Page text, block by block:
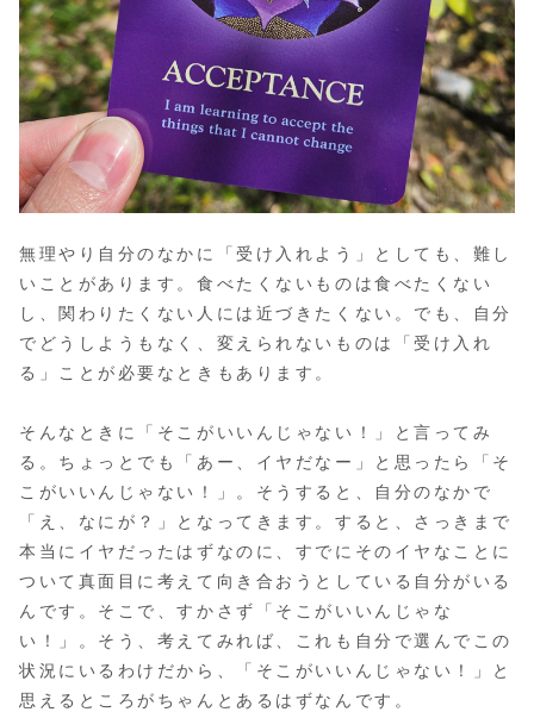
無理やり自分のなかに「受け入れよう」としても、難し
いことがあります。食べたくないものは食べたくない
し、関わりたくない人には近づきたくない。でも、自分
でどうしようもなく、変えられないものは「受け入れ
る」ことが必要なときもあります。
そんなときに「そこがいいんじゃない！」と言ってみ
る。ちょっとでも「あー、イヤだなー」と思ったら「そ
こがいいんじゃない！」。そうすると、自分のなかで
「え、なにが？」となってきます。すると、さっきまで
本当にイヤだったはずなのに、すでにそのイヤなことに
ついて真面目に考えて向き合おうとしている自分がいる
んです。そこで、すかさず「そこがいいんじゃな
い！」。そう、考えてみれば、これも自分で選んでこの
状況にいるわけだから、「そこがいいんじゃない！」と
思えるところがちゃんとあるはずなんです。